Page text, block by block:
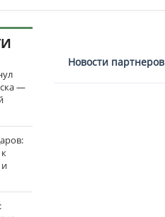
—
Новости партнеров